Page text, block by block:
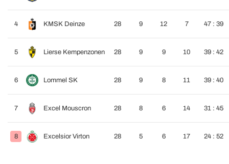
4 KMSK Deinze 28 9 12 7 47 : 39
5 Lierse Kempenzonen 28 9 9 10 39 : 42
6 Lommel SK 28 9 8 11 39 : 40
7 Excel Mouscron 28 8 6 14 31 : 45
8 Excelsior Virton 28 5 6 17 24 : 52